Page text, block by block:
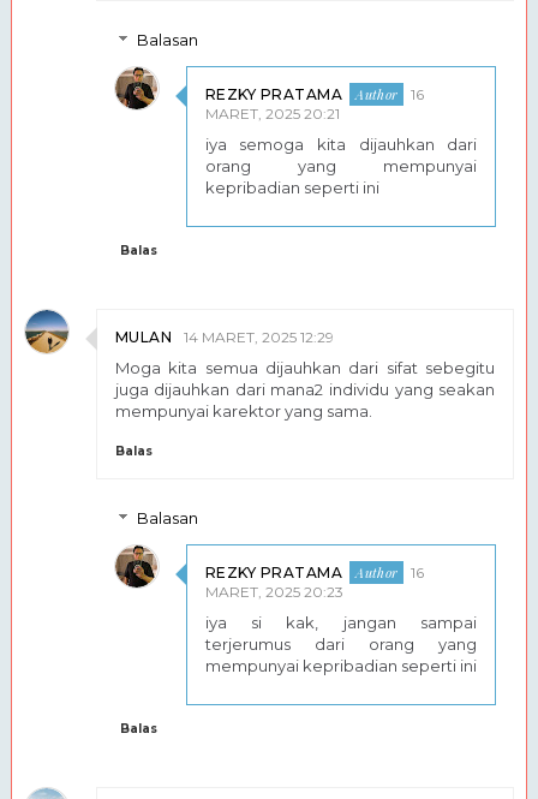
Balasan
REZKY PRATAMA
16
MARET, 2025 20:21
iya semoga kita dijauhkan dari
orang yang mempunyai
kepribadian seperti ini
Balas
MULAN 14 MARET, 2025 12:29
Moga kita semua dijauhkan dari sifat sebegitu
juga dijauhkan dari mana2 individu yang seakan
mempunyai karektor yang sama.
Balas
Balasan
REZKY PRATAMA
16
MARET, 2025 20:23
iya si kak, jangan sampai
terjerumus dari orang yang
mempunyai kepribadian seperti ini
Balas